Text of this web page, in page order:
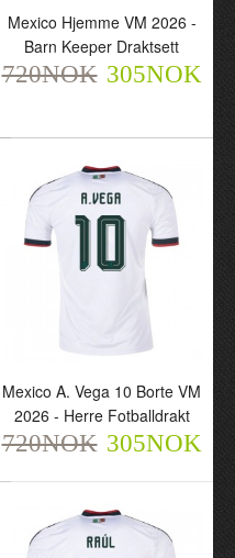
- Barn Keeper Draktsett
720NOK 305NOK
Mexico A. Vega 10 Borte
VM 2026 - Herre
Fotballdrakt
720NOK
Mexico Hjemme VM 2026 -
Barn Keeper Draktsett
720NOK 305NOK
Mexico A. Vega 10 Borte VM
2026 - Herre Fotballdrakt
720NOK 305NOK